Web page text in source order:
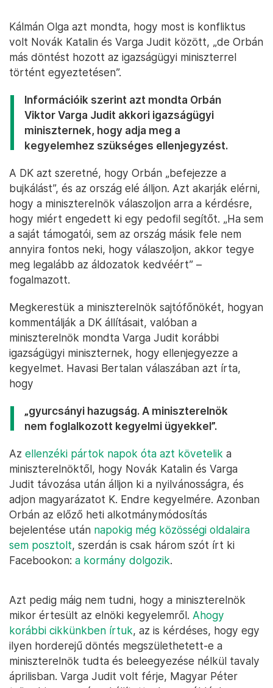
Kálmán Olga azt mondta, hogy most is konfliktus
volt Novák Katalin és Varga Judit között, „de Orbán
más döntést hozott az igazságügyi miniszterrel
történt egyeztetésen”.
Információik szerint azt mondta Orbán
Viktor Varga Judit akkori igazságügyi
miniszternek, hogy adja meg a
kegyelemhez szükséges ellenjegyzést.
A DK azt szeretné, hogy Orbán „befejezze a
bujkálást”, és az ország elé álljon. Azt akarják elérni,
hogy a miniszterelnök válaszoljon arra a kérdésre,
hogy miért engedett ki egy pedofil segítőt. „Ha sem
a saját támogatói, sem az ország másik fele nem
annyira fontos neki, hogy válaszoljon, akkor tegye
meg legalább az áldozatok kedvéért” –
fogalmazott.
Megkerestük a miniszterelnök sajtófőnökét, hogyan
kommentálják a DK állításait, valóban a
miniszterelnök mondta Varga Judit korábbi
igazságügyi miniszternek, hogy ellenjegyezze a
kegyelmet. Havasi Bertalan válaszában azt írta,
hogy
„gyurcsányi hazugság. A miniszterelnök
nem foglalkozott kegyelmi ügyekkel”.
Az ellenzéki pártok napok óta azt követelik a
miniszterelnöktől, hogy Novák Katalin és Varga
Judit távozása után álljon ki a nyilvánosságra, és
adjon magyarázatot K. Endre kegyelmére. Azonban
Orbán az előző heti alkotmánymódosítás
bejelentése után napokig még közösségi oldalaira
sem posztolt, szerdán is csak három szót írt ki
Facebookon: a kormány dolgozik.
Azt pedig máig nem tudni, hogy a miniszterelnök
mikor értesült az elnöki kegyelemről. Ahogy
korábbi cikkünkben írtuk, az is kérdéses, hogy egy
ilyen horderejű döntés megszülethetett-e a
miniszterelnök tudta és beleegyezése nélkül tavaly
áprilisban. Varga Judit volt férje, Magyar Péter